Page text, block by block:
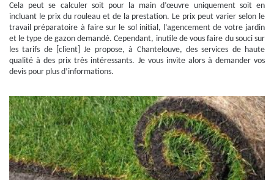
Cela peut se calculer soit pour la main d’œuvre uniquement soit en
incluant le prix du rouleau et de la prestation. Le prix peut varier selon le
travail préparatoire à faire sur le sol initial, l’agencement de votre jardin
et le type de gazon demandé. Cependant, inutile de vous faire du souci sur
les tarifs de [client] Je propose, à Chantelouve, des services de haute
qualité à des prix très intéressants. Je vous invite alors à demander vos
devis pour plus d’informations.